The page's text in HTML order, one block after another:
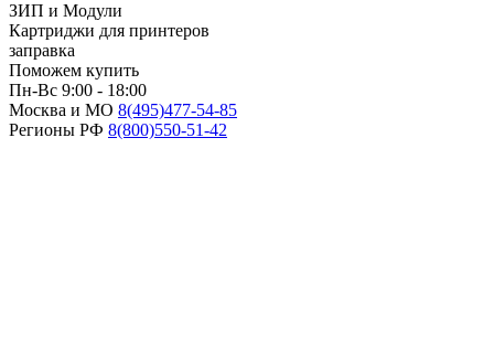
ЗИП и Модули
Картриджи для принтеров
заправка
Поможем купить
Пн-Вс 9:00 - 18:00
Москва и МО 8(495)477-54-85
Регионы РФ 8(800)550-51-42